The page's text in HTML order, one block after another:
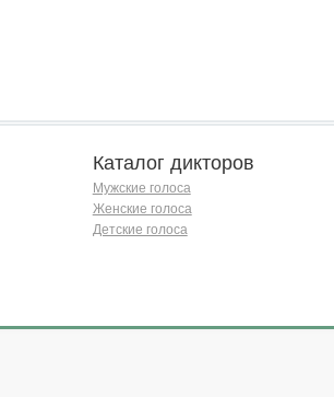
Каталог дикторов
Мужские голоса
Женские голоса
Детские голоса